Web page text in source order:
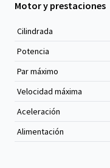
Motor y prestaciones
Cilindrada
Potencia
Par máximo
Velocidad máxima
Aceleración
Alimentación